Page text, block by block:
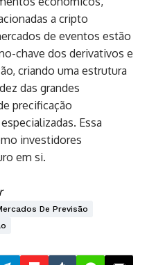
a cripto
de eventos estão
chave dos derivativos e
criando uma estrutura
das grandes
precificação
Essa
investidores
em si.
De Previsão